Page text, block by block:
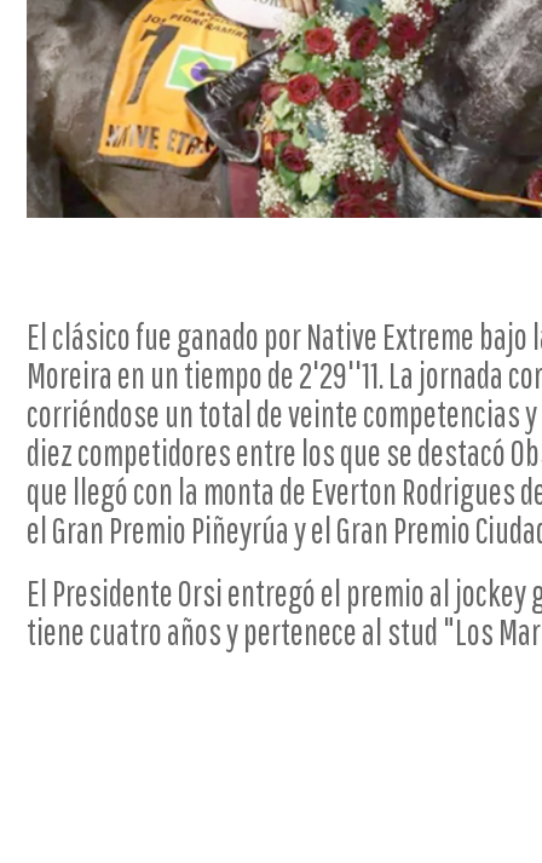
El clásico fue ganado por Native Extreme bajo
Moreira en un tiempo de 2'29''11. La jornada
corriéndose un total de veinte competencias
diez competidores entre los que se destacó
que llegó con la monta de Everton Rodrigues
el Gran Premio Piñeyrúa y el Gran Premio
El Presidente Orsi entregó el premio al jockey
tiene cuatro años y pertenece al stud "Los